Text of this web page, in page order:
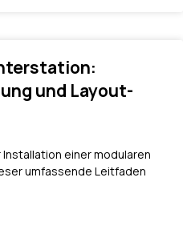
und Layout-
einer modularen
umfassende Leitfaden